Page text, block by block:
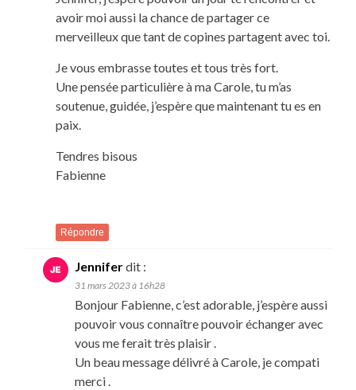
avoir moi aussi la chance de partager ce
merveilleux que tant de copines partagent avec toi.
Je vous embrasse toutes et tous très fort.
Une pensée particulière à ma Carole, tu m’as
soutenue, guidée, j’espère que maintenant tu es en
paix.
Tendres bisous
Fabienne
Répondre
Jenniferdit :
31 mars 2023 à 16h28
Bonjour Fabienne, c’est adorable, j’espère aussi
pouvoir vous connaître pouvoir échanger avec
vous me ferait très plaisir .
Un beau message délivré à Carole, je compati
merci .